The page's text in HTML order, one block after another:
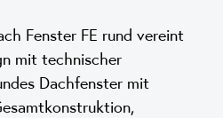
Fenster FE rund vereint
mit technischer
Dachfenster mit